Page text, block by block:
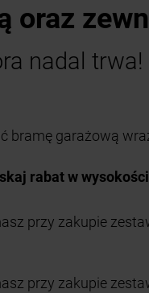
oraz
nadal trwa!
bramę garażową
rabat w
przy zakupie
przy zakupie